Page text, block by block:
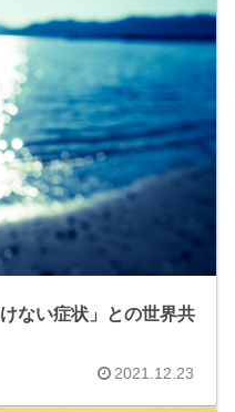
ない症状」との世界共
2021.12.23